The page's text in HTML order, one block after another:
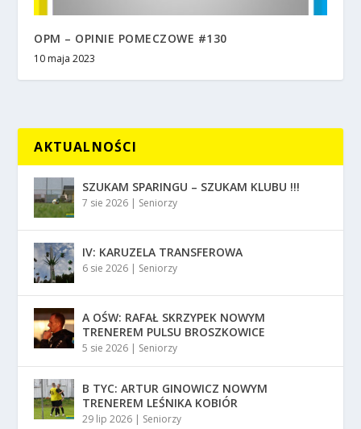
OPM – OPINIE POMECZOWE #130
10 maja 2023
AKTUALNOŚCI
SZUKAM SPARINGU – SZUKAM KLUBU !!!
7 sie 2026 | Seniorzy
IV: KARUZELA TRANSFEROWA
6 sie 2026 | Seniorzy
A OŚW: RAFAŁ SKRZYPEK NOWYM
TRENEREM PULSU BROSZKOWICE
5 sie 2026 | Seniorzy
B TYC: ARTUR GINOWICZ NOWYM
TRENEREM LEŚNIKA KOBIÓR
29 lip 2026 | Seniorzy